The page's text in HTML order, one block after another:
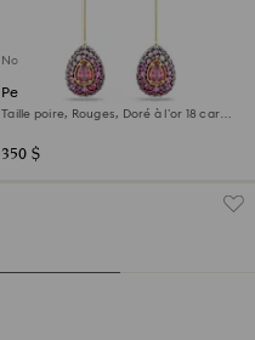
Nouveau
Pendants d'oreilles Sublima
Taille poire, Rouges, Doré à l’or 18 carats
350 $